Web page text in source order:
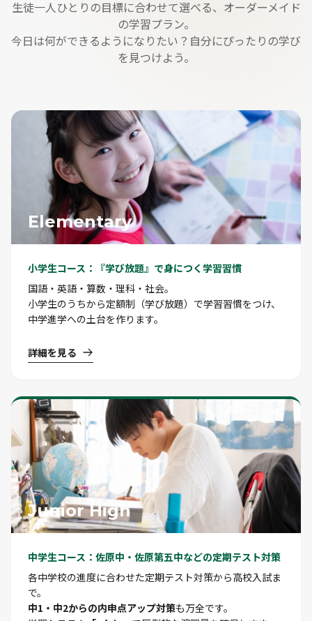
生徒一人ひとりの目標に合わせて選べる、オーダーメイド
の学習プラン。
今日は何ができるようになりたい？自分にぴったりの学び
を見つけよう。
Elementary
小学生コース：『学び放題』で身につく学習習慣
国語・英語・算数・理科・社会。
小学生のうちから定額制（学び放題）で学習習慣をつけ、
中学進学への土台を作ります。
詳細を見る
Junior High
中学生コース：佐原中・佐原第五中などの定期テスト対策
各中学校の進度に合わせた定期テスト対策から高校入試ま
で。
中1・中2からの内申点アップ対策も万全です。